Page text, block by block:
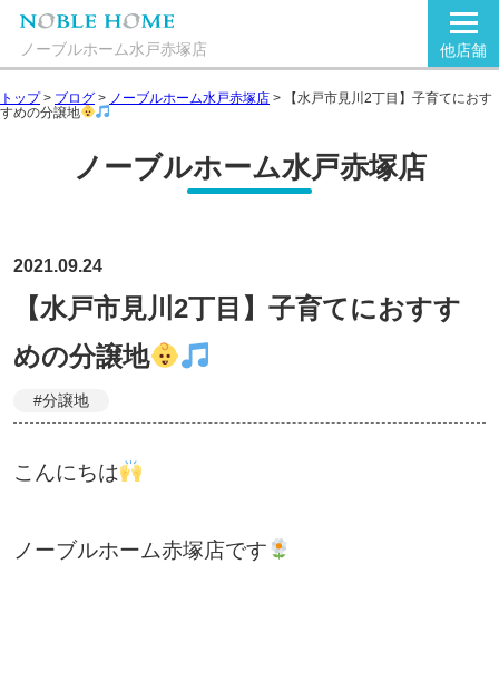
ノーブルホーム水戸赤塚店 他店舗
トップ> ブログ > ノーブルホーム水戸赤塚店 >
【水戸市見川2丁目】子育てにおす
すめの分譲地
ノーブルホーム水戸赤塚店
2021.09.24
【水戸市見川2丁目】子育てにおすす
めの分譲地
#分譲地
こんにちは
ノーブルホーム赤塚店です